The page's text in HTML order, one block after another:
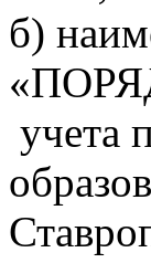
б)
учета